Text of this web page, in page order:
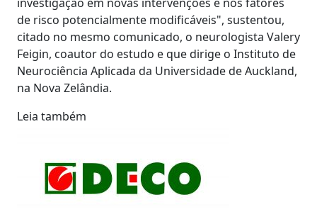
de risco potencialmente modificáveis", sustentou,
citado no mesmo comunicado, o neurologista Valery
Feigin, coautor do estudo e que dirige o Instituto de
Neurociência Aplicada da Universidade de Auckland,
na Nova Zelândia.
Leia também